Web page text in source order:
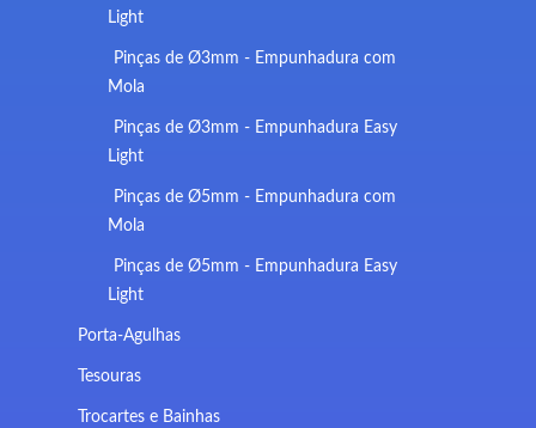
Light
Pinças de Ø3mm - Empunhadura com
Mola
Pinças de Ø3mm - Empunhadura Easy
Light
Pinças de Ø5mm - Empunhadura com
Mola
Pinças de Ø5mm - Empunhadura Easy
Light
Porta-Agulhas
Tesouras
Trocartes e Bainhas